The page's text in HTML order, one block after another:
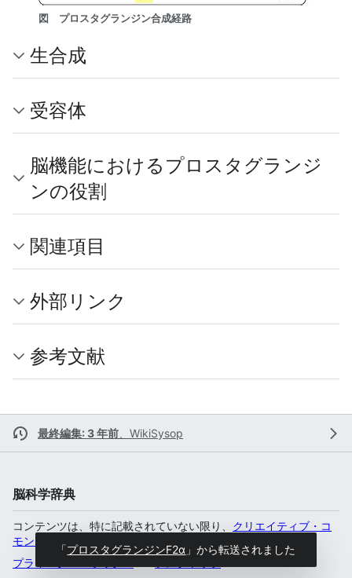
図 プロスタグランジン合成経路
生合成
受容体
脳機能におけるプロスタグランジ
ンの役割
関連項目
外部リンク
参考文献
最終編集: 3 年前 WikiSysop
脳科学辞典
コンテンツは、特に記載されていない限り、 クリエイティブ・コ
モンズ 表示-非営利-継承 4.0 国際
プライバシー・ポリシー
「プロスタグランジンF2α 」から転送されました